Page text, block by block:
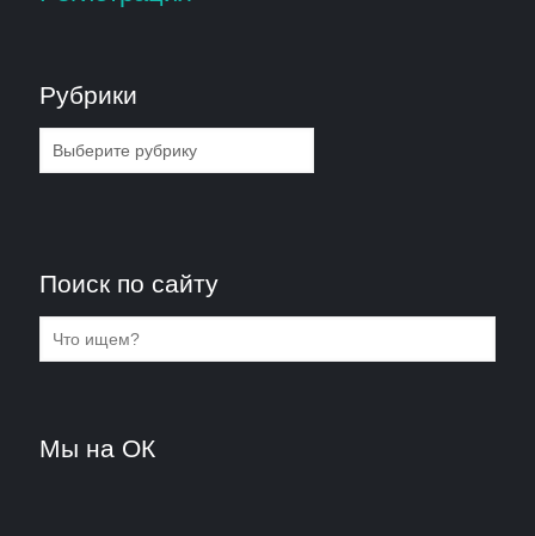
Рубрики
Рубрики
Поиск по сайту
Мы на ОК